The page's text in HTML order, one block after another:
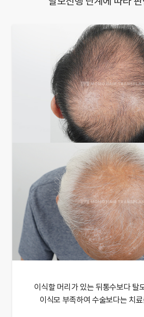
이식할 머리가 있는 뒤통수보다 탈
이식모 부족하여 수술보다는 치